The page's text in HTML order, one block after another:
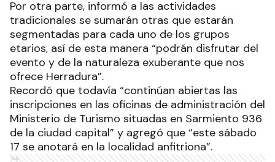
Por otra parte, informó a las actividades
tradicionales se sumarán otras que estarán
segmentadas para cada uno de los grupos
etarios, así de esta manera “podrán disfrutar del
evento y de la naturaleza exuberante que nos
ofrece Herradura”.
Recordó que todavía “continúan abiertas las
inscripciones en las oficinas de administración del
Ministerio de Turismo situadas en Sarmiento 936
de la ciudad capital” y agregó que “este sábado
17 se anotará en la localidad anfitriona”.
Ads